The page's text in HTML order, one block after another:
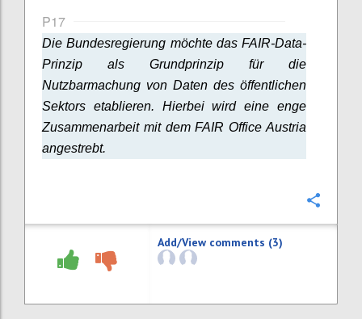
P17
Die Bundesregierung möchte das FAIR-Data-
Prinzip als Grundprinzip für die
Nutzbarmachung von Daten des öffentlichen
Sektors etablieren. Hierbei wird eine enge
Zusammenarbeit mit dem FAIR Office Austria
angestrebt.
Add/View comments (3)